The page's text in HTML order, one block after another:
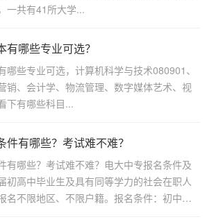
一共有41所大学...
哪些专业可选？
哪些专业可选，计算机科学与技术080901、
销、会计学、物流管理、数字媒体艺术、视
下有哪些科目...
件有哪些？考试难不难？
有哪些？考试难不难？电大中专报名条件及
初高中毕业生及具有同等学力的社会在职人
名不限地区、不限户籍。报名条件：初中起